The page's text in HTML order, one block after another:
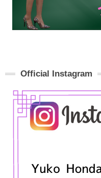
Official Instagram